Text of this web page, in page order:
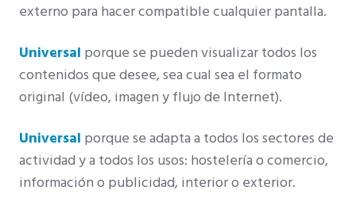
externo para hacer compatible cualquier pantalla.
Universal porque se pueden visualizar todos los
contenidos que desee, sea cual sea el formato
original (vídeo, imagen y flujo de Internet).
Universal porque se adapta a todos los sectores de
actividad y a todos los usos: hostelería o comercio,
información o publicidad, interior o exterior.